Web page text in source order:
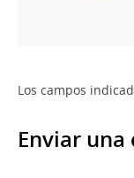
Los campos
Enviar una